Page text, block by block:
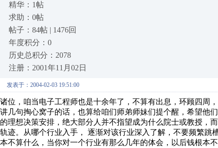
精华：1帖
求助：0帖
帖子：84帖 | 1476回
年度积分：0
历史总积分：2078
注册：2001年11月02日
发表于：2004-02-03 19:51:00
诸位，咱当电子工程师也是十余年了，不算有出息，环顾四周
讲几句掏心窝子的话，也算给咱们师弟师妹们提个醒，希望他
的理想决策安排，绝大部分人并不指望成为什么院士或教授，
轨迹。从哪个行业入手， 逐渐对该行业深入了解，不要频繁
本不算什么，当你对一个行业有那么几年的体会，以后钱根本